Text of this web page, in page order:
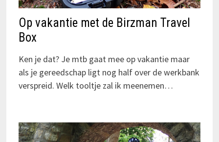
Op vakantie met de Birzman Travel
Box
Ken je dat? Je mtb gaat mee op vakantie maar
als je gereedschap ligt nog half over de werkbank
verspreid. Welk tooltje zal ik meenemen…